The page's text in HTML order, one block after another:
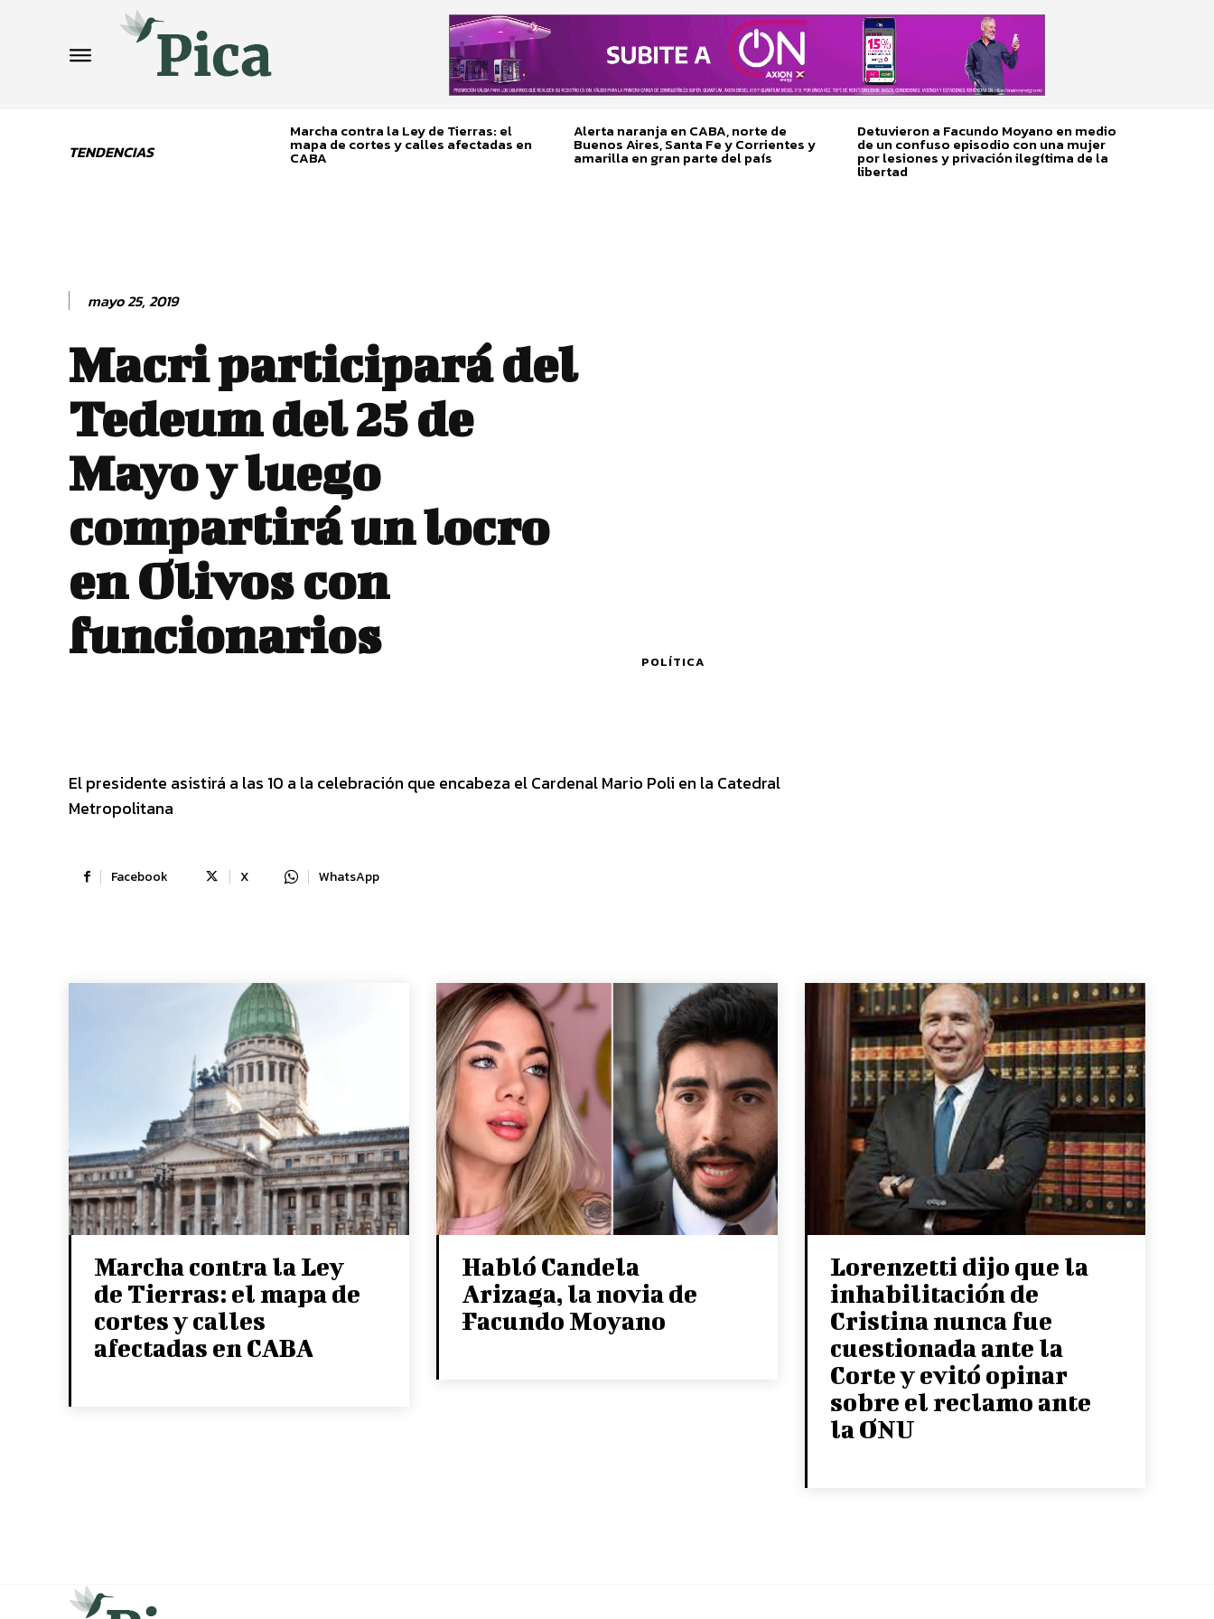
TENDENCIAS
Marcha contra la Ley de Tierras: el
mapa de cortes y calles afectadas en
CABA
Alerta naranja en CABA, norte de
Buenos Aires, Santa Fe y Corrientes y
amarilla en gran parte del país
Detuvieron a Facundo Moyano en medio
de un confuso episodio con una mujer
por lesiones y privación ilegítima de la
libertad
mayo 25, 2019
Macri participará del
Tedeum del 25 de
Mayo y luego
compartirá un locro
en Olivos con
funcionarios
POLÍTICA
El presidente asistirá a las 10 a la celebración que encabeza el Cardenal Mario Poli en la Catedral
Metropolitana
Facebook X WhatsApp
Marcha contra la Ley
de Tierras: el mapa de
cortes y calles
afectadas en CABA
Habló Candela
Arizaga, la novia de
Facundo Moyano
Lorenzetti dijo que la
inhabilitación de
Cristina nunca fue
cuestionada ante la
Corte y evitó opinar
sobre el reclamo ante
la ONU